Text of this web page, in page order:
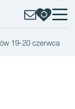
19-20 czerwca